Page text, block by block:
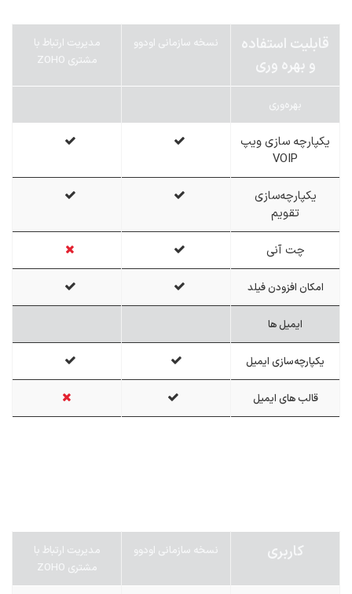
قابلیت استفاده
و بهره وری
نسخه سازمانی اودوو
مدیریت ارتباط با
مشتری ZOHO
بهره‌وری
یکپارچه سازی ویپ
VOIP
یکپارچه‌سازی
تقویم
چت آنی
امکان افزودن فیلد
ایمیل ها
یکپارچه‌سازی ایمیل
قالب های ایمیل
کاربری نسخه سازمانی اودوو
مدیریت ارتباط با
مشتری ZOHO